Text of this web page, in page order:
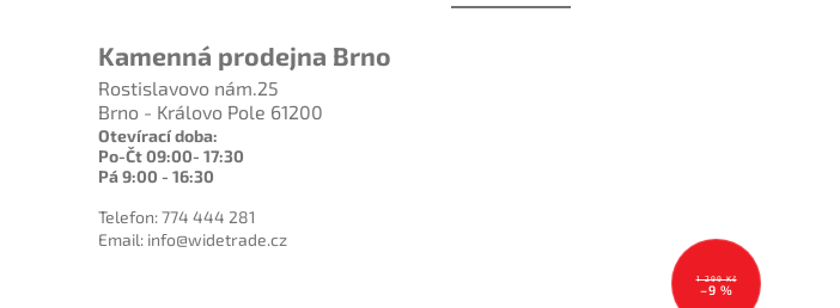
Kamenná prodejna Brno
Rostislavovo nám.25
Brno - Královo Pole 61200
Otevírací doba:
Po-Čt 09:00- 17:30
Pá 9:00 - 16:30
Telefon: 774 444 281
Email: info@widetrade.cz
1 299 Kč
–9 %